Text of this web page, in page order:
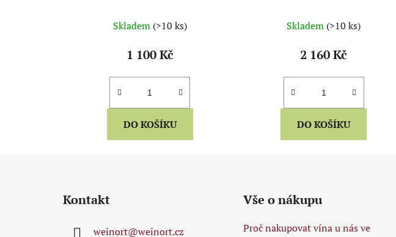
Skladem (>10 ks)
1 100 Kč
DO KOŠÍKU
Skladem (>10 ks)
2 160 Kč
DO KOŠÍKU
Kontakt
weinort@weinort.cz
Vše o nákupu
Proč nakupovat vína u nás ve